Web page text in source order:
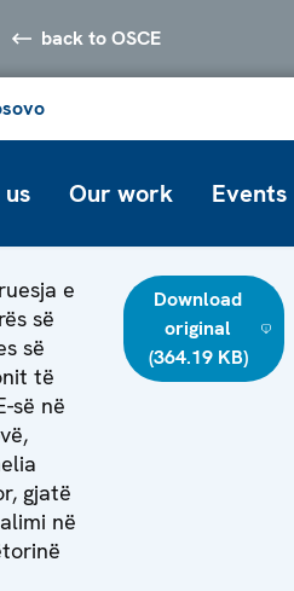
back to OSCE
Our work Events
e
së
së
të
së në
gjatë
në
Download
original
(364.19 KB)